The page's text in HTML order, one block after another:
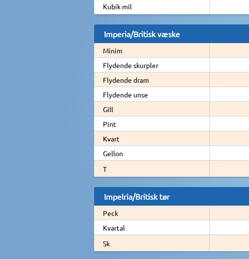
Kubik mil
Imperia/Britisk væske
Minim
Flydende skurpler
Flydende dram
Flydende unse
Gill
Pint
Kvart
Gellon
T
Impelria/Britisk tør
Peck
Kvartal
Sk